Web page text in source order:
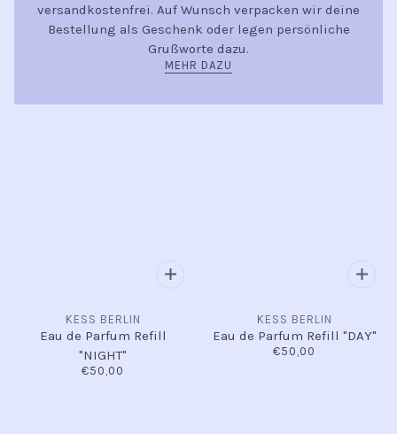
versandkostenfrei. Auf Wunsch verpacken wir deine
Bestellung als Geschenk oder legen persönliche
Grußworte dazu.
MEHR DAZU
KESS BERLIN
Eau de Parfum Refill
"NIGHT"
€50,00
KESS BERLIN
Eau de Parfum Refill "DAY"
€50,00